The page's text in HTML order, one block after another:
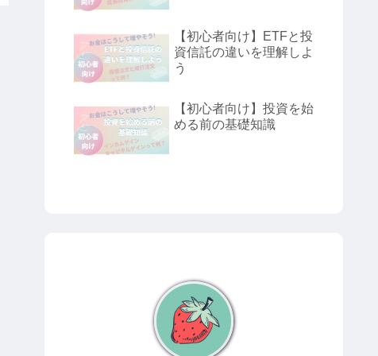
【初心者向け】ETFと投
資信託の違いを理解しよ
う
【初心者向け】投資を始
める前の基礎知識